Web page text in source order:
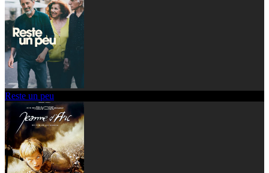
Reste un peu